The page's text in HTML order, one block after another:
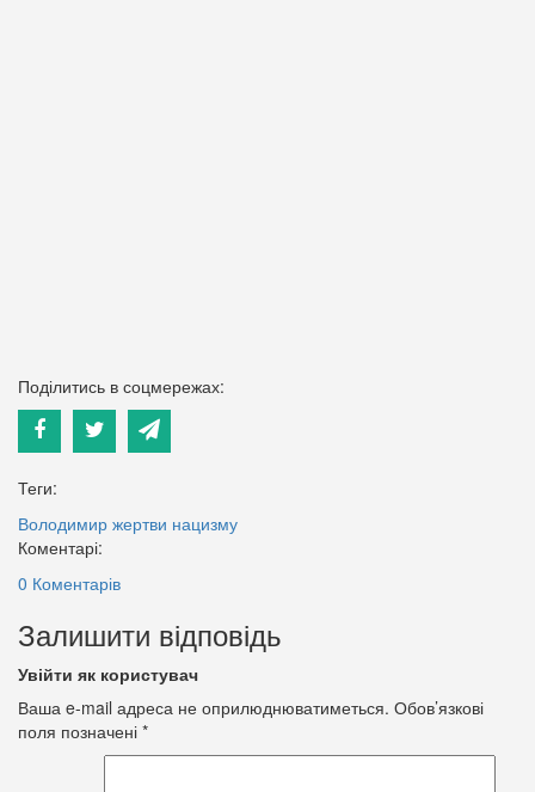
Поділитись в соцмережах:
Теги:
Володимир жертви нацизму
Коментарі:
0 Коментарів
Залишити відповідь
Увійти як користувач
Ваша e-mail адреса не оприлюднюватиметься. Обов’язкові
поля позначені *